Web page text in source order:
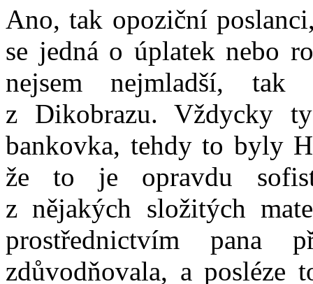
Ano, tak opoziční
se jedná o úplatek nebo
nejsem nejmladší,
z Dikobrazu. Vždycky
bankovka, tehdy to byly
že to je opravdu
z nějakých složitých
prostřednictvím pana
zdůvodňovala, a posléze